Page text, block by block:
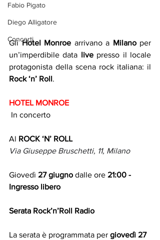
Fabio Pigato
Diego Alligatore
Concerti
Gli Hotel Monroe arrivano a Milano per
un’imperdibile data live presso il locale
Rock ‘n’ Roll.
HOTEL MONROE
In concerto
Al ROCK ‘N’ ROLL
Via Giuseppe Bruschetti, 11, Milano
Giovedì 27 giugno dalle ore 21:00 -
Ingresso libero
Serata Rock’n’Roll Radio
La serata è programmata per giovedì 27